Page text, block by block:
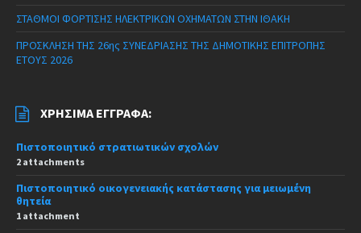
ΣΤΑΘΜΟΙ ΦΟΡΤΙΣΗΣ ΗΛΕΚΤΡΙΚΩΝ ΟΧΗΜΑΤΩΝ ΣΤΗΝ ΙΘΑΚΗ
ΠΡΟΣΚΛΗΣΗ ΤΗΣ 26ης ΣΥΝΕΔΡΙΑΣΗΣ ΤΗΣ ΔΗΜΟΤΙΚΗΣ ΕΠΙΤΡΟΠΗΣ
ΕΤΟΥΣ 2026
ΧΡΉΣΙΜΑ ΈΓΓΡΑΦΑ:
Πιστοποιητικό στρατιωτικών σχολών
2 attachments
Πιστοποιητικό οικογενειακής κατάστασης για μειωμένη
θητεία
1 attachment